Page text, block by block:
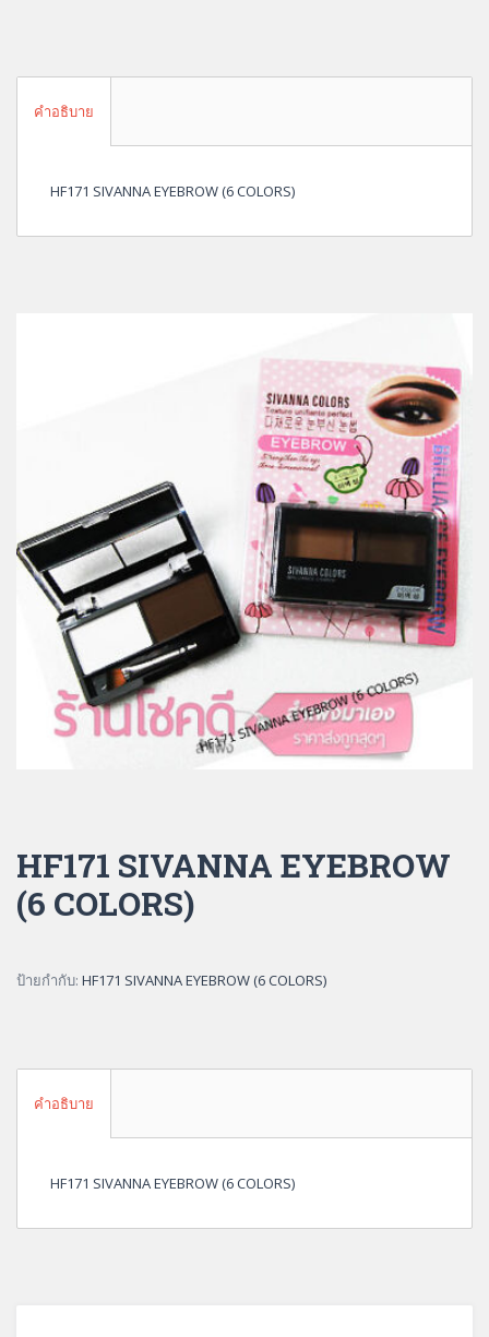
คำอธิบาย
HF171 SIVANNA EYEBROW (6 COLORS)
HF171 SIVANNA EYEBROW
(6 COLORS)
ป้ายกำกับ: HF171 SIVANNA EYEBROW (6 COLORS)
คำอธิบาย
HF171 SIVANNA EYEBROW (6 COLORS)